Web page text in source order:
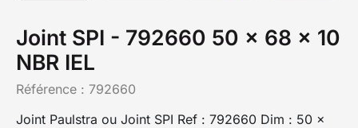
Joint SPI - 792660 50 x 68 x 10
NBR IEL
Référence : 792660
Joint Paulstra ou Joint SPI Ref : 792660 Dim : 50 x